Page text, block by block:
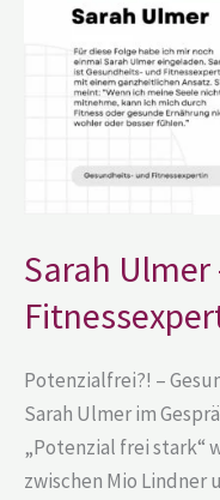
Sarah
Potenzialfrei?! –
Sarah Ulmer im
„Potenzial frei stark“
zwischen Mio Lindner
Gesundheits-
und
Fitnessexpertin